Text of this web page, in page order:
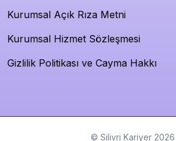
Kurumsal Açık Rıza Metni
Kurumsal Hizmet Sözleşmesi
Gizlilik Politikası ve Cayma Hakkı
© Silivri Kariyer 2026 |